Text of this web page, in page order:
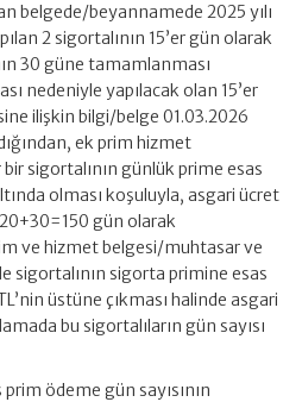
belgede/beyannamede 2025 yılı
2 sigortalının 15’er gün olarak
30 güne tamamlanması
nedeniyle yapılacak olan 15’er
ilişkin bilgi/belge 01.03.2026
ek prim hizmet
sigortalının günlük prime esas
olması koşuluyla, asgari ücret
gün olarak
ve hizmet belgesi/muhtasar ve
sigortalının sigorta primine esas
üstüne çıkması halinde asgari
bu sigortalıların gün sayısı
ödeme gün sayısının